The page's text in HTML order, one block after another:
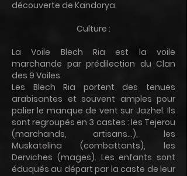
découverte de Kandorya.
Culture :
La Voile Blech Ria est la voile
marchande par prédilection du Clan
des 9 Voiles.
Les Blech Ria portent des tenues
arabisantes et souvent amples pour
palier le manque de vent sur Jazhel. Ils
sont regroupés en 3 castes : les Tejerou
(marchands, artisans...), les
Muskatelina (combattants), les
Derviches (mages). Les enfants sont
éduqués au départ par la caste de leur